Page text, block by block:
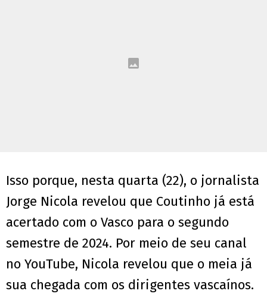
Isso porque, nesta quarta (22), o jornalista
Jorge Nicola revelou que Coutinho já está
acertado com o Vasco para o segundo
semestre de 2024. Por meio de seu canal
no YouTube, Nicola revelou que o meia já
sua chegada com os dirigentes vascaínos.